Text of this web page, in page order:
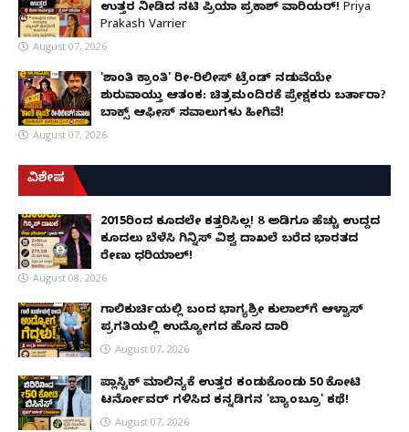
ಉತ್ತರ ನೀಡಿದ ನಟಿ ಪ್ರಿಯಾ ಪ್ರಕಾಶ್ ವಾರಿಯರ್! Priya
Prakash Varrier
August 07, 2026
'ಶಾಂತಿ ಕ್ರಾಂತಿ' ರೀ-ರಿಲೀಸ್ ಟ್ರೆಂಡ್ ನಡುವೆಯೇ
ಶುರುವಾಯ್ತು ಆತಂಕ: ಚಿತ್ರಮಂದಿರಕ್ಕೆ ಪ್ರೇಕ್ಷಕರು ಬರ್ತಾರಾ?
ಬಾಕ್ಸ್ ಆಫೀಸ್ ಸವಾಲುಗಳು ಹೀಗಿವೆ!
August 07, 2026
ವಿಶೇಷ
2015ರಿಂದ ಕೂದಲೇ ಕತ್ತರಿಸಿಲ್ಲ! 8 ಅಡಿಗೂ ಹೆಚ್ಚು ಉದ್ದದ
ಕೂದಲು ಬೆಳೆಸಿ ಗಿನ್ನಿಸ್ ವಿಶ್ವ ದಾಖಲೆ ಬರೆದ ಭಾರತದ
ರೇಣು ಧರಿಯಾಲ್!
August 08, 2026
ಗಾಲಿಕುರ್ಚಿಯಲ್ಲಿ ಬಂದ ಭಾಗ್ಯಶ್ರೀ ಕುಲಾಲ್‌ಗೆ ಆಳ್ವಾಸ್
ಪ್ರಗತಿಯಲ್ಲಿ ಉದ್ಯೋಗದ ಹೊಸ ದಾರಿ
August 07, 2026
ಪ್ಲಾಸ್ಟಿಕ್ ಮಾಲಿನ್ಯಕ್ಕೆ ಉತ್ತರ ಕಂಡುಕೊಂಡು ₹50 ಕೋಟಿ
ಟರ್ನೋವರ್ ಗಳಿಸಿದ ಕನ್ನಡಿಗನ 'ಬ್ಯಾಂಬ್ರೂ' ಕಥೆ!
August 07, 2026